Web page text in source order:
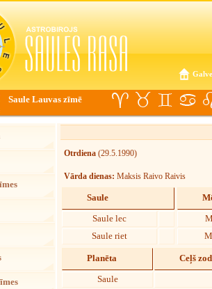
Saule Lauvas zīmē
Otrdiena (29.5.1990)
Vārda dienas: Maksis Raivo Raivis
Saule
Saule lec
Saule riet
Planēta Ceļš
Saule